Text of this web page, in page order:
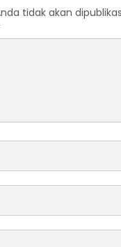
tidak akan